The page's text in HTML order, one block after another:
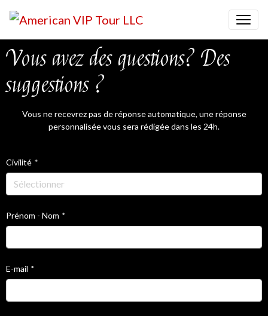
Vous avez des questions? Des
suggestions ?
Vous ne recevrez pas de réponse automatique, une réponse
personnalisée vous sera rédigée dans les 24h.
Civilité
Prénom - Nom
E-mail